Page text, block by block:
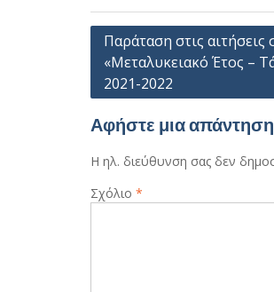
Πλοήγηση
άρθρων
Παράταση στις
«Μεταλυκειακό Έτος –
2021-2022
Αφήστε μια απάντηση
Η ηλ. διεύθυνση σας δεν
Σχόλιο *